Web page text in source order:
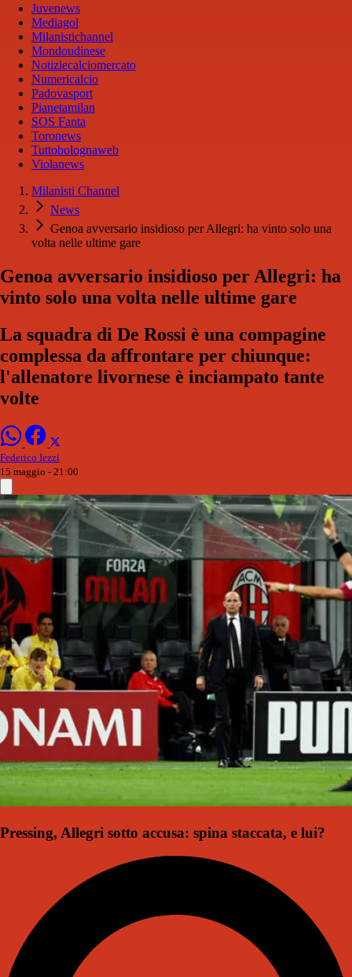
Juvenews
Mediagol
Milanistichannel
Mondoudinese
Notiziecalciomercato
Numericalcio
Padovasport
Pianetamilan
SOS Fanta
Toronews
Tuttobolognaweb
Violanews
Milanisti Channel
News
Genoa avversario insidioso per Allegri: ha vinto solo una
volta nelle ultime gare
Genoa avversario insidioso per Allegri: ha
vinto solo una volta nelle ultime gare
La squadra di De Rossi è una compagine
complessa da affrontare per chiunque:
l'allenatore livornese è inciampato tante
volte
Federico Iezzi
15 maggio - 21:00
Pressing, Allegri sotto accusa: spina staccata, e lui?